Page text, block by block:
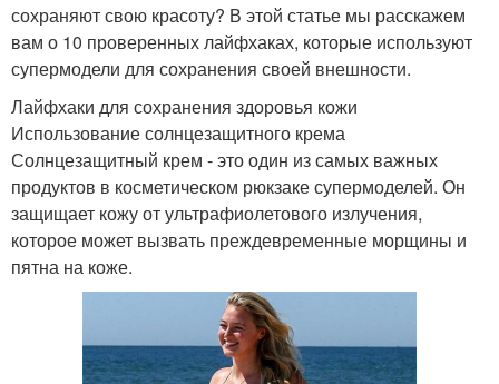
сохраняют свою красоту? В этой статье мы расскажем
вам о 10 проверенных лайфхаках, которые используют
супермодели для сохранения своей внешности.
Лайфхаки для сохранения здоровья кожи
Использование солнцезащитного крема
Солнцезащитный крем - это один из самых важных
продуктов в косметическом рюкзаке супермоделей. Он
защищает кожу от ультрафиолетового излучения,
которое может вызвать преждевременные морщины и
пятна на коже.